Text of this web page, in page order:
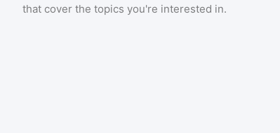
that cover the topics you're interested in.